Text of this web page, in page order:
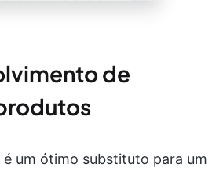
de
é um ótimo substituto para um